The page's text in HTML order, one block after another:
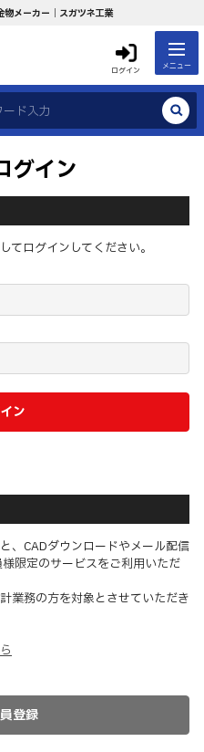
物メーカー｜スガツネ工業
ログイン メニュー
グイン
てログインしてください。
、CADダウンロードやメール配信
限定のサービスをご利用いただ
業務の方を対象とさせていただき